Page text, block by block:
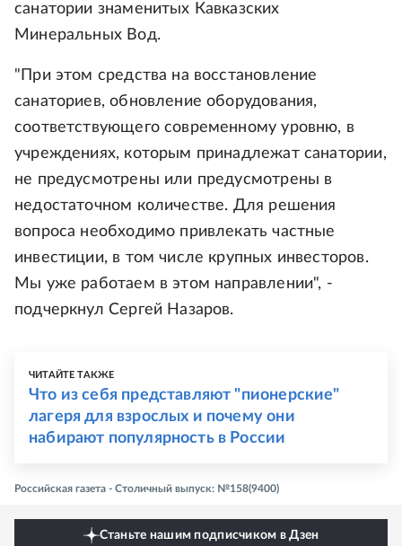
санатории знаменитых Кавказских
Минеральных Вод.
"При этом средства на восстановление
санаториев, обновление оборудования,
соответствующего современному уровню, в
учреждениях, которым принадлежат санатории,
не предусмотрены или предусмотрены в
недостаточном количестве. Для решения
вопроса необходимо привлекать частные
инвестиции, в том числе крупных инвесторов.
Мы уже работаем в этом направлении", -
подчеркнул Сергей Назаров.
ЧИТАЙТЕ ТАКЖЕ
Что из себя представляют "пионерские"
лагеря для взрослых и почему они
набирают популярность в России
Российская газета - Столичный выпуск: №158(9400)
Станьте нашим подписчиком в Дзен